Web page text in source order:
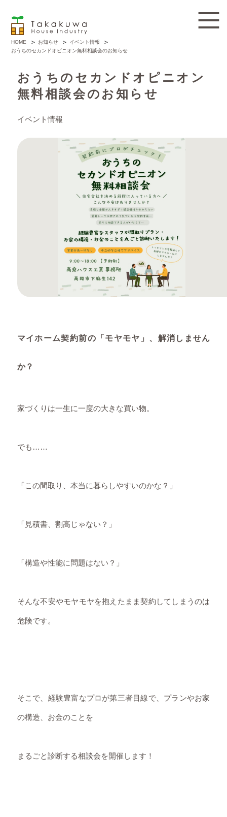
HOME お知らせ
イベント情報
おうちのセカンドオピニオン無料相談会のお知らせ
おうちのセカンドオピニオン
無料相談会のお知らせ
イベント情報
マイホーム契約前の「モヤモヤ」、解消しません
か？
家づくりは一生に一度の大きな買い物。
でも……
「この間取り、本当に暮らしやすいのかな？」
「見積書、割高じゃない？」
「構造や性能に問題はない？」
そんな不安やモヤモヤを抱えたまま契約してしまうのは
危険です。
そこで、経験豊富なプロが第三者目線で、プランやお家
の構造、お金のことを
まるごと診断する相談会を開催します！